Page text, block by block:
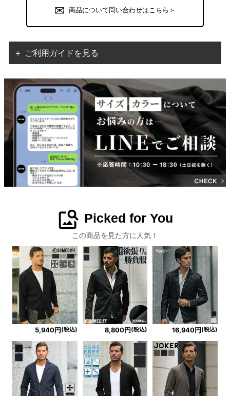
商品について問い合わせはこちら＞
＋ ご利用ガイドを見る
image_search Picked for You
この商品を見た方に人気！
5,940円 (税込) 8,800円 (税込) 16,940円 (税込)